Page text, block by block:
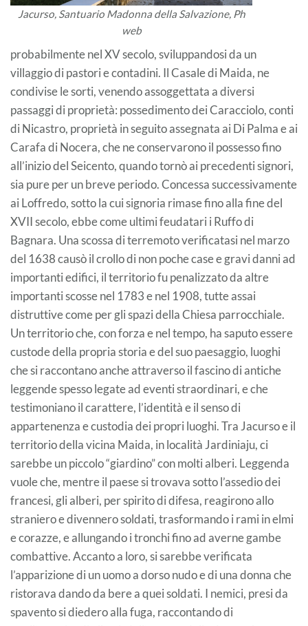
Jacurso, Santuario Madonna della Salvazione, Ph
web
probabilmente nel XV secolo, sviluppandosi da un
villaggio di pastori e contadini. Il Casale di Maida, ne
condivise le sorti, venendo assoggettata a diversi
passaggi di proprietà: possedimento dei Caracciolo, conti
di Nicastro, proprietà in seguito assegnata ai Di Palma e ai
Carafa di Nocera, che ne conservarono il possesso fino
all’inizio del Seicento, quando tornò ai precedenti signori,
sia pure per un breve periodo. Concessa successivamente
ai Loffredo, sotto la cui signoria rimase fino alla fine del
XVII secolo, ebbe come ultimi feudatari i Ruffo di
Bagnara. Una scossa di terremoto verificatasi nel marzo
del 1638 causò il crollo di non poche case e gravi danni ad
importanti edifici, il territorio fu penalizzato da altre
importanti scosse nel 1783 e nel 1908, tutte assai
distruttive come per gli spazi della Chiesa parrocchiale.
Un territorio che, con forza e nel tempo, ha saputo essere
custode della propria storia e del suo paesaggio, luoghi
che si raccontano anche attraverso il fascino di antiche
leggende spesso legate ad eventi straordinari, e che
testimoniano il carattere, l’identità e il senso di
appartenenza e custodia dei propri luoghi. Tra Jacurso e il
territorio della vicina Maida, in località Jardiniaju, ci
sarebbe un piccolo “giardino” con molti alberi. Leggenda
vuole che, mentre il paese si trovava sotto l’assedio dei
francesi, gli alberi, per spirito di difesa, reagirono allo
straniero e divennero soldati, trasformando i rami in elmi
e corazze, e allungando i tronchi fino ad averne gambe
combattive. Accanto a loro, si sarebbe verificata
l’apparizione di un uomo a dorso nudo e di una donna che
ristorava dando da bere a quei soldati. I nemici, presi da
spavento si diedero alla fuga, raccontando di